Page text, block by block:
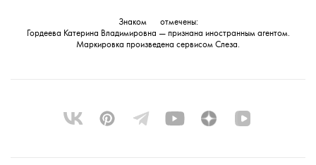
Знаком
отмечены:
Гордеева Катерина Владимировна — признана иностранным агентом.
Маркировка произведена сервисом Слеза.